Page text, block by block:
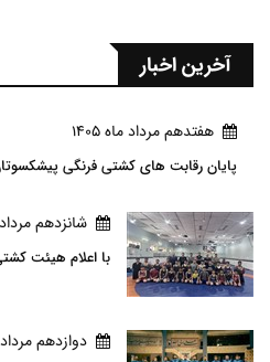
آخرین اخبار
هفتدهم مرداد ماه 1405
پایان رقابت های کشتی فرنگی
شانزدهم مرداد
با اعلام هیئت
دوازدهم مرداد